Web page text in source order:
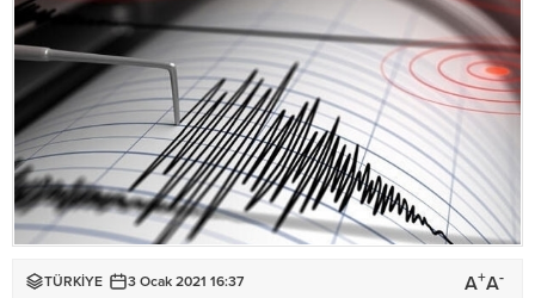
TÜRKİYE 3 Ocak 2021 16:37 A+A-